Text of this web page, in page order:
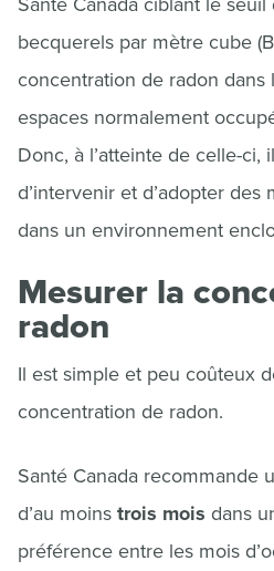
becquerels par mètre cube
concentration de radon dans
espaces normalement
Donc, à l’atteinte de celle-ci,
d’intervenir et d’adopter des
dans un environnement
Mesurer la
radon
Il est simple et peu coûteux
concentration de radon.
Santé Canada recommande
d’au moins trois mois dans
préférence entre les mois